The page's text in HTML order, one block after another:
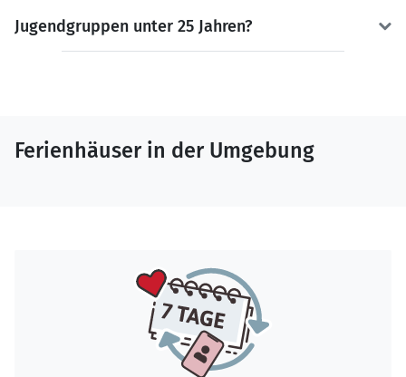
Jugendgruppen unter 25 Jahren?
Ferienhäuser in der Umgebung